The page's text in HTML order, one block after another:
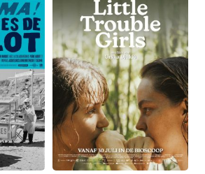
Little
Trouble
Girls